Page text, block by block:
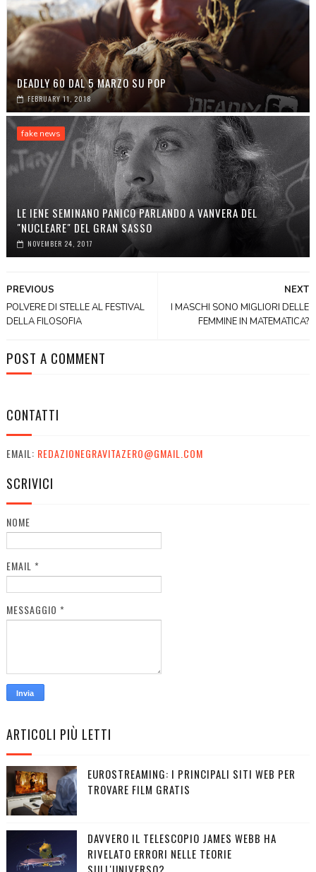
DEADLY 60 DAL 5 MARZO SU POP
FEBRUARY 11, 2018
fake news
LE IENE SEMINANO PANICO PARLANDO A VANVERA DEL
"NUCLEARE" DEL GRAN SASSO
NOVEMBER 24, 2017
NEXT
I MASCHI SONO MIGLIORI DELLE
FEMMINE IN MATEMATICA?
PREVIOUS
POLVERE DI STELLE AL FESTIVAL
DELLA FILOSOFIA
POST A COMMENT
CONTATTI
EMAIL: REDAZIONEGRAVITAZERO@GMAIL.COM
SCRIVICI
NOME
EMAIL *
MESSAGGIO *
ARTICOLI PIÙ LETTI
EUROSTREAMING: I PRINCIPALI SITI WEB PER
TROVARE FILM GRATIS
DAVVERO IL TELESCOPIO JAMES WEBB HA
RIVELATO ERRORI NELLE TEORIE